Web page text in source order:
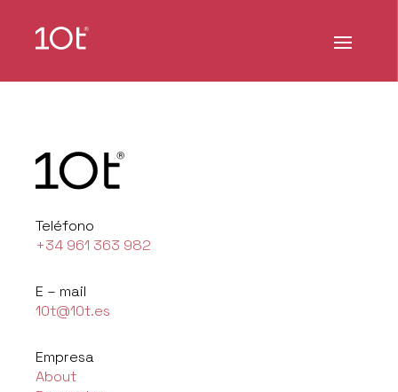
Teléfono
+34 961 363 982
E – mail
10t@10t.es
Empresa
About